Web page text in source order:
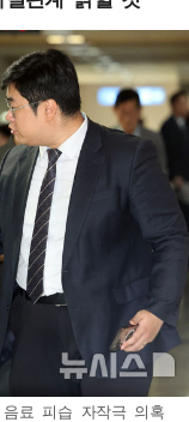
료 피습 자작극 의혹